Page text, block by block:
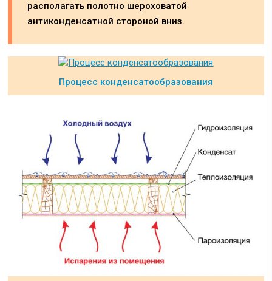
располагать полотно шероховатой
антиконденсатной стороной вниз.
Процесс конденсатообразования